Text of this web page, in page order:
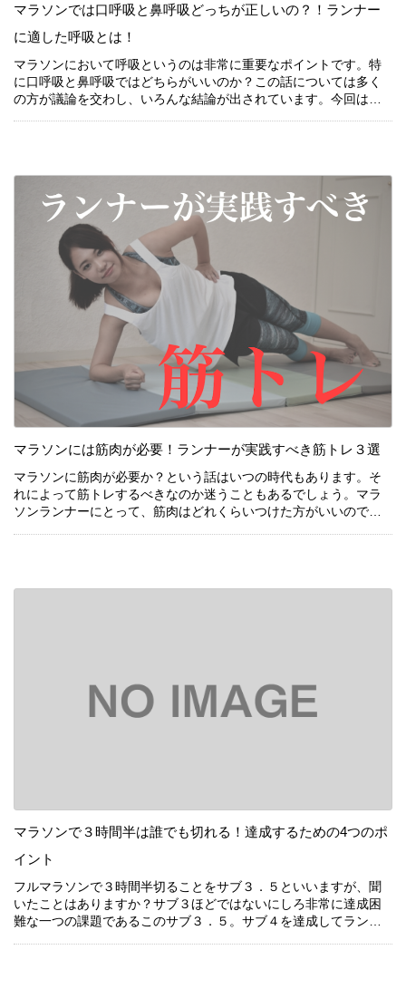
続きを見る
マラソンにおいて呼吸というのは非常に重要なポイントです。特
に口呼吸と鼻呼吸ではどちらがいいのか？この話については多く
の方が議論を交わし、いろんな結論が出されています。今回はそ
んな口呼吸や鼻呼吸についてお話していきます。
マラソンでは口呼吸と鼻呼吸どっちが正しいの？！ランナー
に適した呼吸とは！
マラソンにおいて呼吸というのは非常に重要なポイントです。特
に口呼吸と鼻呼吸ではどちらがいいのか？この話については多く
の方が議論を交わし、いろんな結論が出されています。今回はそ
続きを見る
マラソンに筋肉が必要か？という話はいつの時代もあります。そ
れによって筋トレするべきなのか迷うこともあるでしょう。マラ
ソンランナーにとって、筋肉はどれくらいつけた方がいいのでし
ょう？今回はランナーが筋肉をつけた方がいい理由、つけるため
マラソンには筋肉が必要！ランナーが実践すべき筋トレ３選
マラソンに筋肉が必要か？という話はいつの時代もあります。そ
れによって筋トレするべきなのか迷うこともあるでしょう。マラ
ソンランナーにとって、筋肉はどれくらいつけた方がいいのでし
続きを見る
フルマラソンで３時間半切ることをサブ３．５といいますが、聞
いたことはありますか？サブ３ほどではないにしろ非常に達成困
難な一つの課題であるこのサブ３．５。サブ４を達成してランナ
ーであれば次に目指す目標になるかと思います。今回はサブ３．
マラソンで３時間半は誰でも切れる！達成するための4つのポ
イント
フルマラソンで３時間半切ることをサブ３．５といいますが、聞
いたことはありますか？サブ３ほどではないにしろ非常に達成困
難な一つの課題であるこのサブ３．５。サブ４を達成してランナ